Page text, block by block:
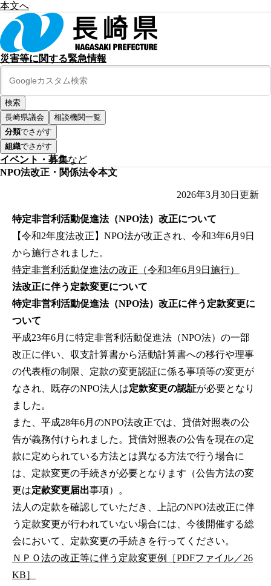
本文へ
災害等に関する緊急情報
長崎県議会
相談機関一覧
分類でさがす
組織でさがす
イベント・募集など
NPO法改正・関係法令本文
2026年3月30日 更新
特定非営利活動促進法（NPO法）改正について
【令和2年度法改正】NPO法が改正され、令和3年6月9日
から施行されました。
特定非営利活動促進法の改正（令和3年6月9日施行）
法改正に伴う定款変更について
特定非営利活動促進法（NPO法）改正に伴う定款変更に
ついて
平成23年6月に特定非営利活動促進法（NPO法）の一部
改正に伴い、収支計算書から活動計算書への移行や理事
の代表権の制限、定款の変更認証に係る事項等の変更が
なされ、既存のNPO法人は定款変更の認証が必要となり
ました。
また、平成28年6月のNPO法改正では、貸借対照表の公
告が義務付けられました。貸借対照表の公告を現在の定
款に定められている方法とは異なる方法で行う場合に
は、定款変更の手続きが必要となります（公告方法の変
更は定款変更届出事項）。
法人の定款を確認していただき、上記のNPO法改正に伴
う定款変更が行われていない場合には、今後開催する総
会において、定款変更の手続きを行ってください。
ＮＰＯ法の改正等に伴う定款変更例［PDFファイル／26
KB］